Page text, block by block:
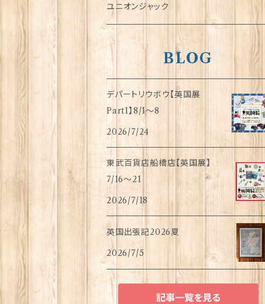
指貫(シンブル)
ユニオンジャック
BLOG
デパートリウボウ【英国展
Part1】8/1〜8
2026/7/24
東武百貨店船橋店【英国展】
7/16～21
2026/7/18
英国出張記2026夏
2026/7/5
記事一覧を見る